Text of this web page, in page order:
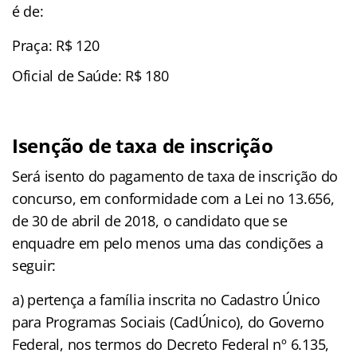
é de:
Praça: R$ 120
Oficial de Saúde: R$ 180
Isenção de taxa de inscrição
Será isento do pagamento de taxa de inscrição do
concurso, em conformidade com a Lei no 13.656,
de 30 de abril de 2018, o candidato que se
enquadre em pelo menos uma das condições a
seguir:
a) pertença a família inscrita no Cadastro Único
para Programas Sociais (CadÚnico), do Governo
Federal, nos termos do Decreto Federal nº 6.135,